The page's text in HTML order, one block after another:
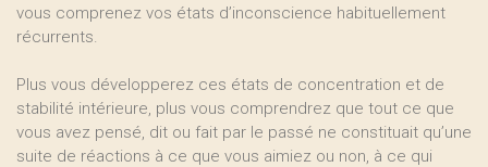
vous comprenez vos états d’inconscience habituellement
récurrents.
Plus vous développerez ces états de concentration et de
stabilité intérieure, plus vous comprendrez que tout ce que
vous avez pensé, dit ou fait par le passé ne constituait qu’une
suite de réactions à ce que vous aimiez ou non, à ce qui